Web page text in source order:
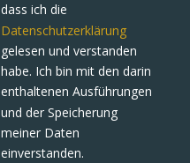
dass ich die
Datenschutzerklärung
gelesen und verstanden
habe. Ich bin mit den darin
enthaltenen Ausführungen
und der Speicherung
meiner Daten
einverstanden.